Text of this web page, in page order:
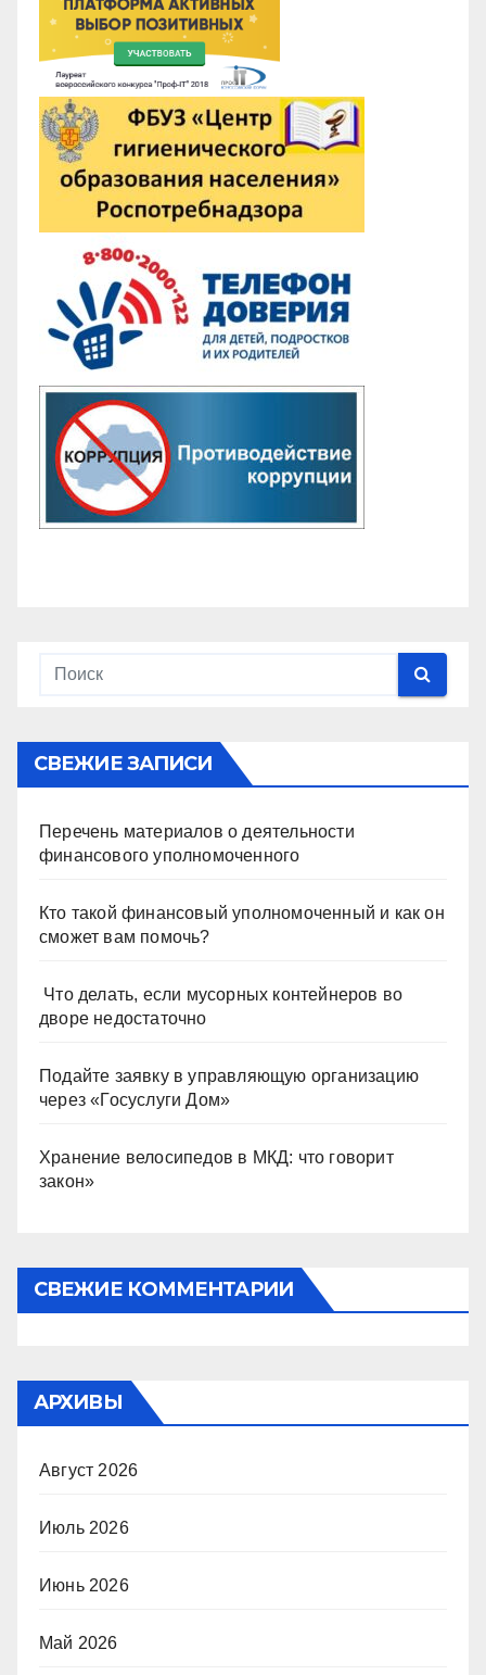
СВЕЖИЕ ЗАПИСИ
Перечень материалов о деятельности
финансового уполномоченного
Кто такой финансовый уполномоченный и как он
сможет вам помочь?
Что делать, если мусорных контейнеров во
дворе недостаточно
Подайте заявку в управляющую организацию
через «Госуслуги Дом»
Хранение велосипедов в МКД: что говорит
закон»
СВЕЖИЕ КОММЕНТАРИИ
АРХИВЫ
Август 2026
Июль 2026
Июнь 2026
Май 2026